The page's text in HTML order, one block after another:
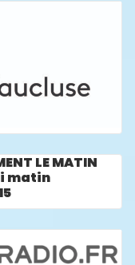
LE MATIN
matin